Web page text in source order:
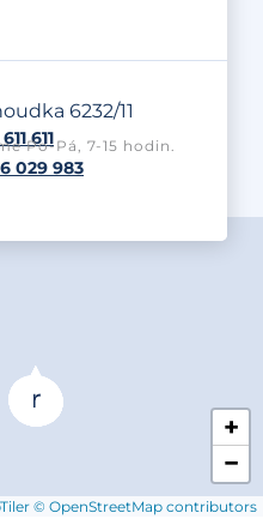
6232/11
611
Po-Pá, 7-15 hodin.
029 983
+
−
© OpenStreetMap contributors